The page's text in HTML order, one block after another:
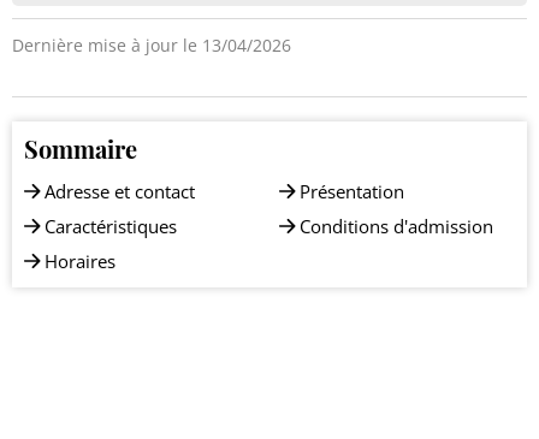
Dernière mise à jour le 13/04/2026
Sommaire
Adresse et contact
Caractéristiques
Horaires
Présentation
Conditions d'admission